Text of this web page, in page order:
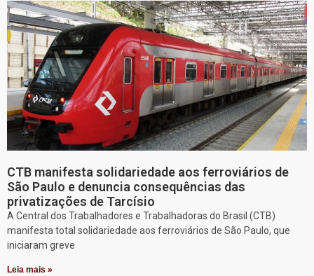
CTB manifesta solidariedade aos ferroviários de
São Paulo e denuncia consequências das
privatizações de Tarcísio
A Central dos Trabalhadores e Trabalhadoras do Brasil (CTB)
manifesta total solidariedade aos ferroviários de São Paulo, que
iniciaram greve
Leia mais »